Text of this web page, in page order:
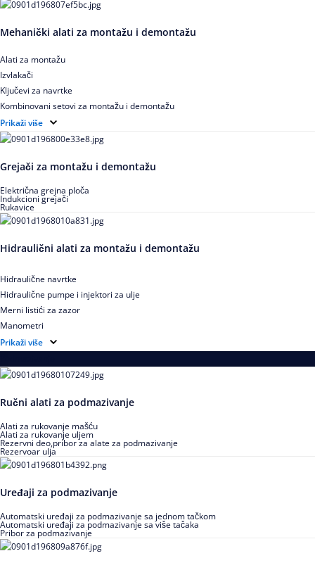
Mehanički alati za montažu i demontažu
Alati za montažu
Izvlakači
Ključevi za navrtke
Kombinovani setovi za montažu i demontažu
Pribor za izvlačenje ležajeva
Prikaži više
Grejači za montažu i demontažu
Električna grejna ploča
Indukcioni grejači
Rukavice
Hidraulični alati za montažu i demontažu
Hidraulične navrtke
Hidraulične pumpe i injektori za ulje
Merni listići za zazor
Manometri
Hidraulično ulje za montažu i demontažu
Prikaži više
Ručni alati za podmazivanje
Alati za rukovanje mašću
Alati za rukovanje uljem
Rezervni deo,pribor za alate za podmazivanje
Rezervoar ulja
Uređaji za podmazivanje
Automatski uređaji za podmazivanje sa jednom tačkom
Automatski uređaji za podmazivanje sa više tačaka
Pribor za podmazivanje